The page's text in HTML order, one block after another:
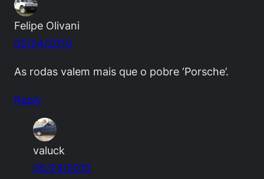
Felipe Olivani
05/24/2010
As rodas valem mais que o pobre ‘Porsche’.
Reply
valuck
05/24/2010